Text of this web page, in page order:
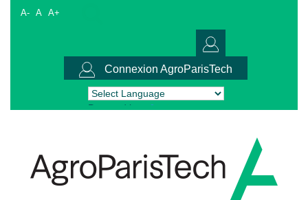
A- A A+
Connexion AgroParisTech
Powered by Translate